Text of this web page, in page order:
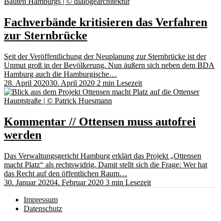
Fachverbände kritisieren das Verfahren
zur Sternbrücke
Seit der Veröffentlichung der Neuplanung zur Sternbrücke ist der
Unmut groß in der Bevölkerung. Nun äußern sich neben dem BDA
Hamburg auch die Hamburgische…
28. April 202030. April 2020 2 min Lesezeit
Kommentar // Ottensen muss autofrei
werden
Das Verwaltungsgericht Hamburg erklärt das Projekt „Ottensen
macht Platz“ als rechtswidrig. Damit stellt sich die Frage: Wer hat
das Recht auf den öffentlichen Raum…
30. Januar 20204. Februar 2020 3 min Lesezeit
Impressum
Datenschutz